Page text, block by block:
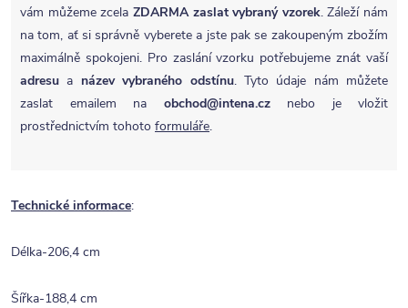
vám můžeme zcela ZDARMA zaslat vybraný vzorek. Záleží nám
na tom, ať si správně vyberete a jste pak se zakoupeným zbožím
maximálně spokojeni. Pro zaslání vzorku potřebujeme znát vaší
adresu a název vybraného odstínu. Tyto údaje nám můžete
zaslat emailem na obchod@intena.cznebo je vložit
prostřednictvím tohoto formuláře.
Technické informace:
Délka-206,4 cm
Šířka-188,4 cm